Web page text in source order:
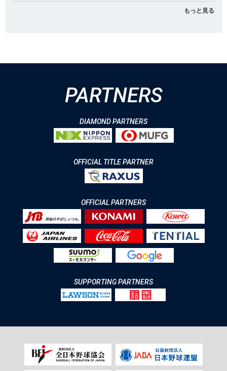
もっと見る
PARTNERS
DIAMOND PARTNERS
OFFICIAL TITLE PARTNER
OFFICIAL PARTNERS
SUPPORTING PARTNERS